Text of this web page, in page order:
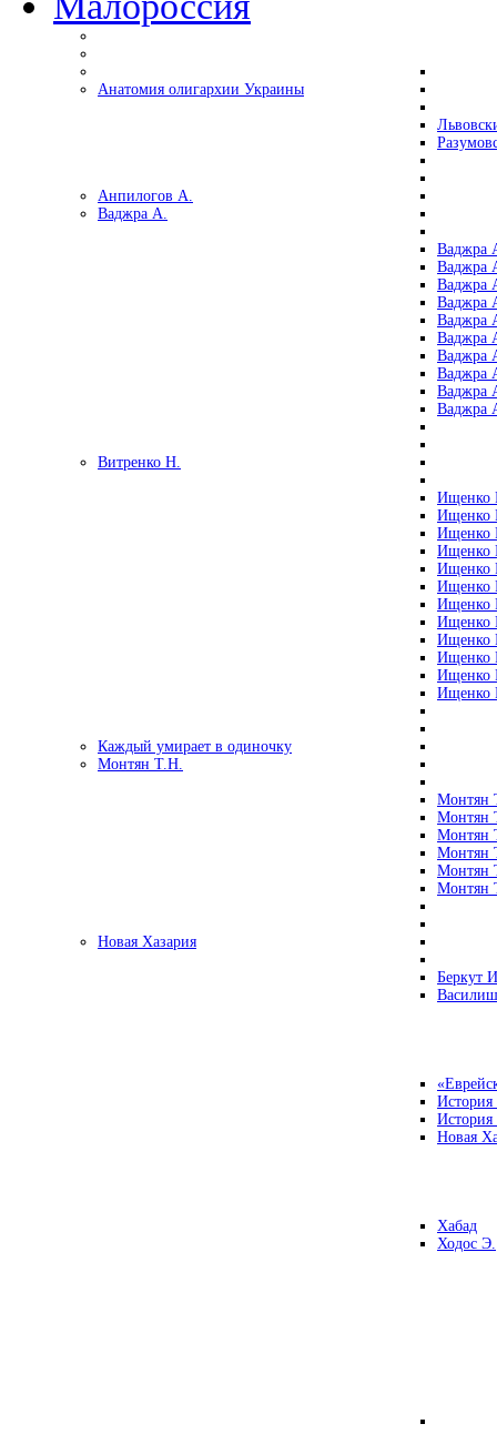
Анатомия олигархии Украины
Анпилогов А.
Ваджра А.
Ваджра
Ваджра
Ваджра
Ваджра
Ваджра
Ваджра
Ваджра
Ваджра
Ваджра
Ваджра
Витренко Н.
Ищенко
Ищенко
Ищенко
Ищенко
Ищенко
Ищенко
Ищенко
Ищенко
Ищенко
Ищенко
Ищенко
Ищенко
Каждый умирает в одиночку
Монтян Т.Н.
Монтян
Монтян
Монтян
Монтян
Монтян
Монтян
Новая Хазария
Беркут
Новая
Хабад
Ходос Э.